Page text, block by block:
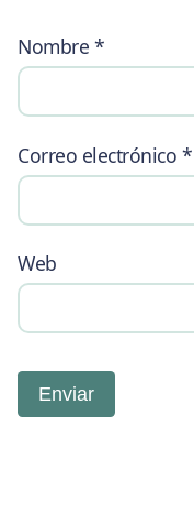
Nombre *
Correo electrónico *
Web